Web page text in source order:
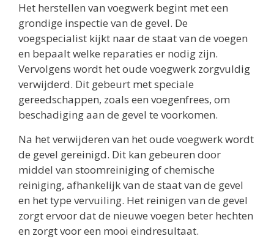
Het herstellen van voegwerk begint met een
grondige inspectie van de gevel. De
voegspecialist kijkt naar de staat van de voegen
en bepaalt welke reparaties er nodig zijn.
Vervolgens wordt het oude voegwerk zorgvuldig
verwijderd. Dit gebeurt met speciale
gereedschappen, zoals een voegenfrees, om
beschadiging aan de gevel te voorkomen.
Na het verwijderen van het oude voegwerk wordt
de gevel gereinigd. Dit kan gebeuren door
middel van stoomreiniging of chemische
reiniging, afhankelijk van de staat van de gevel
en het type vervuiling. Het reinigen van de gevel
zorgt ervoor dat de nieuwe voegen beter hechten
en zorgt voor een mooi eindresultaat.